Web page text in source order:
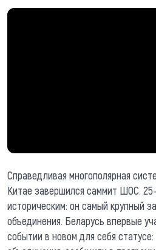
Справедливая многополярная
Китае завершился саммит ШОС.
историческим: он самый крупный
объединения. Беларусь впервые
событии в новом для себя